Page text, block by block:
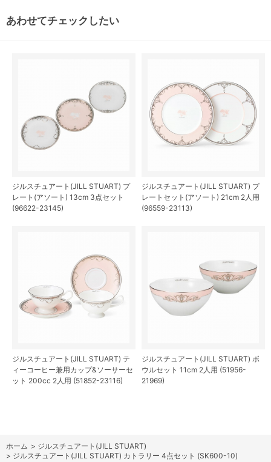
あわせてチェックしたい
ジルスチュアート(JILL STUART) プ
レート(アソート) 13cm 3点セット
(96622-23145)
ジルスチュアート(JILL STUART) プ
レートセット(アソート) 21cm 2人用
(96559-23113)
ジルスチュアート(JILL STUART) テ
ィーコーヒー兼用カップ&ソーサーセ
ット 200cc 2人用 (51852-23116)
ジルスチュアート(JILL STUART) ボ
ウルセット 11cm 2人用 (51956-
21969)
ホーム > ジルスチュアート(JILL STUART)
> ジルスチュアート(JILL STUART) カトラリー 4点セット (SK600-10)